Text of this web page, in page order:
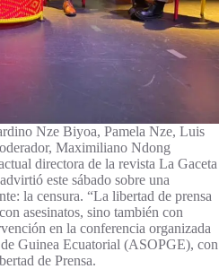
Nze Biyoa, Pamela Nze, Luis
Maximiliano Ndong
directora de la revista La Gaceta
este sábado sobre una
la censura. “La libertad de prensa
asesinatos, sino también con
en la conferencia organizada
Guinea Ecuatorial (ASOPGE), con
de Prensa.